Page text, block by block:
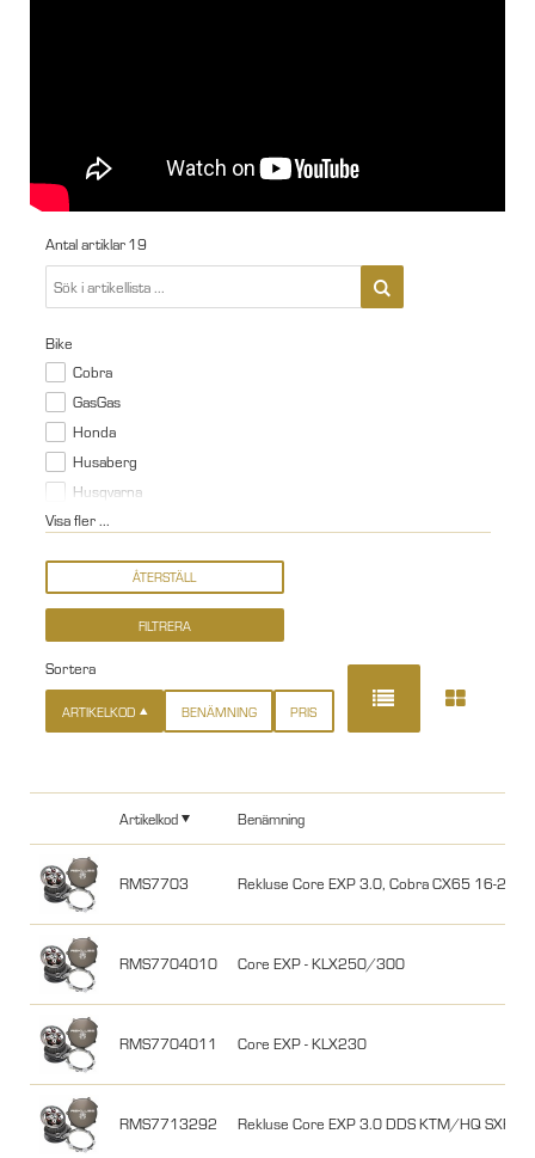
Antal artiklar19
Bike
Cobra
GasGas
Honda
Husaberg
Husqvarna
Visa fler ...
Sortera
ARTIKELKOD BENÄMNING PRIS
Artikelkod Benämning
RMS7703 Rekluse Core EXP 3.0, Cobra CX65 16-25
RMS7704010 Core EXP - KLX250/300
RMS7704011 Core EXP - KLX230
RMS7713292 Rekluse Core EXP 3.0 DDS KTM/HQ SXF/